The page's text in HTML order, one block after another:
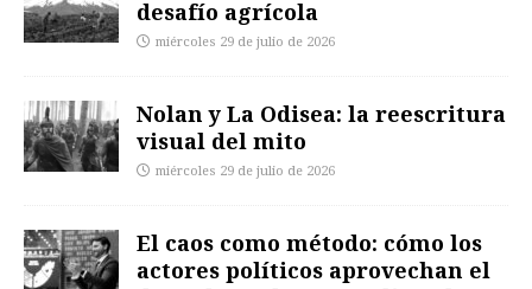
desafío agrícola
miércoles 29 de julio de 2026
Nolan y La Odisea: la reescritura
visual del mito
miércoles 29 de julio de 2026
El caos como método: cómo los
actores políticos aprovechan el